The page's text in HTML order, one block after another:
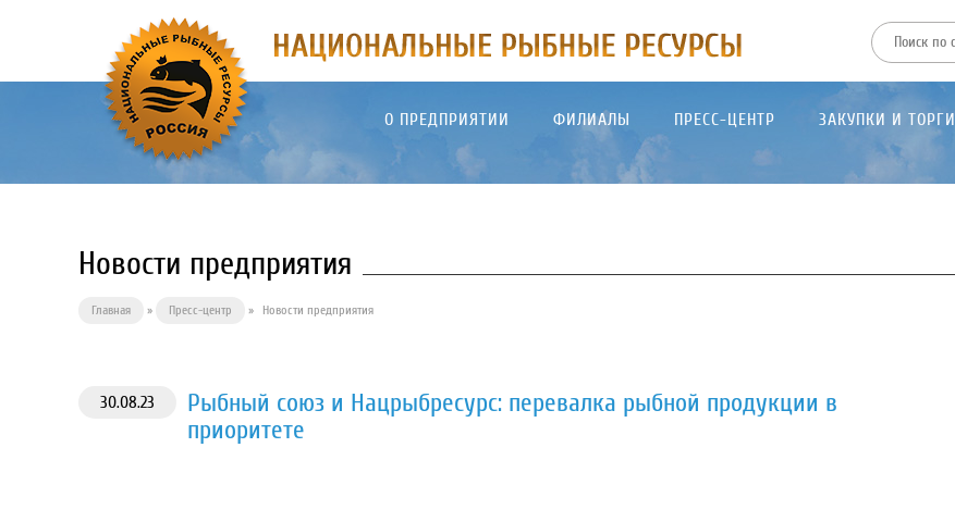
О ПРЕДПРИЯТИИ ФИЛИАЛЫ ПРЕСС-ЦЕНТР ЗАКУПКИ И ТОРГИ
Новости предприятия
Главная » Пресс-центр » Новости предприятия
30.08.23
Рыбный союз и Нацрыбресурс: перевалка рыбной продукции в
приоритете